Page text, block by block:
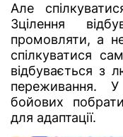
Але
Зцілення
промовляти, а
спілкуватися
відбувається з
переживання.
бойових
для адаптації.